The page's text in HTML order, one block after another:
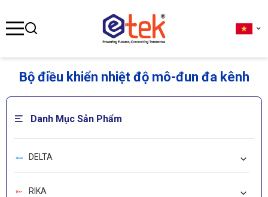
Bộ điều khiển nhiệt độ mô-đun đa kênh
Danh Mục Sản Phẩm
DELTA
RIKA